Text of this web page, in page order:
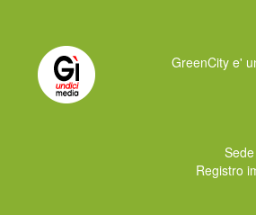
GreenCity e'
Registro